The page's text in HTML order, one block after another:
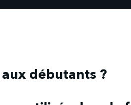
débutants ?